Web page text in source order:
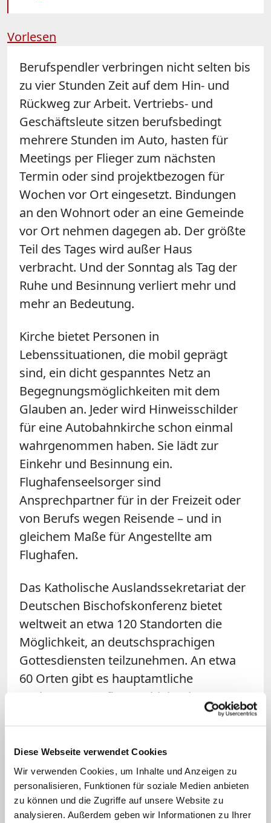
Diese Webseite verwendet Cookies
Wir verwenden Cookies, um Inhalte und Anzeigen zu
personalisieren, Funktionen für soziale Medien anbieten
zu können und die Zugriffe auf unsere Website zu
analysieren. Außerdem geben wir Informationen zu Ihrer
Vorlesen
Berufspendler verbringen nicht selten bis
zu vier Stunden Zeit auf dem Hin- und
Rückweg zur Arbeit. Vertriebs- und
Geschäftsleute sitzen berufsbedingt
mehrere Stunden im Auto, hasten für
Meetings per Flieger zum nächsten
Termin oder sind projektbezogen für
Wochen vor Ort eingesetzt. Bindungen
an den Wohnort oder an eine Gemeinde
vor Ort nehmen dagegen ab. Der größte
Teil des Tages wird außer Haus
verbracht. Und der Sonntag als Tag der
Ruhe und Besinnung verliert mehr und
mehr an Bedeutung.
Kirche bietet Personen in
Lebenssituationen, die mobil geprägt
sind, ein dicht gespanntes Netz an
Begegnungsmöglichkeiten mit dem
Glauben an. Jeder wird Hinweisschilder
für eine Autobahnkirche schon einmal
wahrgenommen haben. Sie lädt zur
Einkehr und Besinnung ein.
Flughafenseelsorger sind
Ansprechpartner für in der Freizeit oder
von Berufs wegen Reisende – und in
gleichem Maße für Angestellte am
Flughafen.
Das Katholische Auslandssekretariat der
Deutschen Bischofskonferenz bietet
weltweit an etwa 120 Standorten die
Möglichkeit, an deutschsprachigen
Gottesdiensten teilzunehmen. An etwa
60 Orten gibt es hauptamtliche
Seelsorger. Häufig geschieht eine
seelsorgliche Anbahnung wie bei der
befristet. Gerade hier besteht für die
katholische Kirche eine große Chance,
Menschen mit dem Glauben (wieder) in
Kontakt zu bringen, Hilfestellung zu